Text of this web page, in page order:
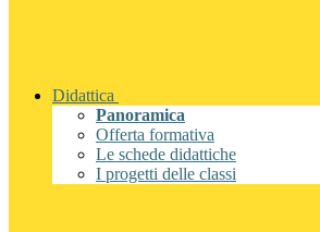
Didattica
Panoramica
Offerta formativa
Le schede didattiche
I progetti delle classi